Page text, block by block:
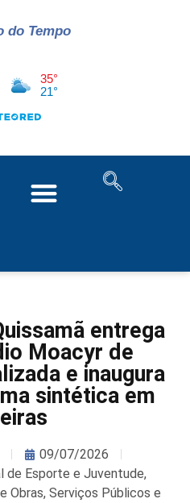
do Tempo
entrega
Moacyr de
e inaugura
sintética em
09/07/2026
de Esporte e Juventude,
Obras, Serviços Públicos e